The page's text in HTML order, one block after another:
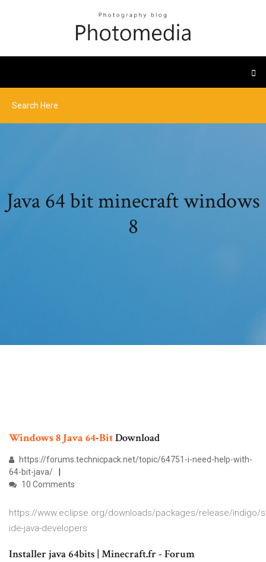
Java 64 bit minecraft windows
8
Windows8 Java 64-BitDownload
https://forums.technicpack.net/topic/64751-i-need-help-with-
64-bit-java/
10 Comments
https://www.eclipse.org/downloads/packages/release/indigo/
ide-java-developers
Installer java 64bits | Minecraft.fr - Forum